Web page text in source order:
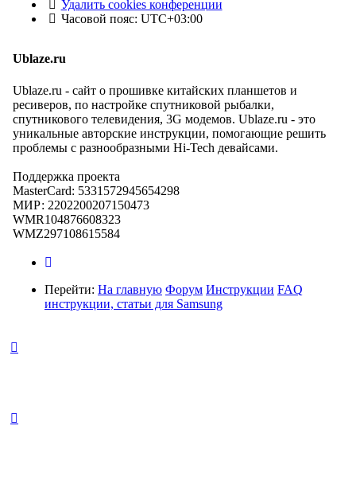
Удалить cookies конференции
Часовой пояс: UTC+03:00
Ublaze.ru
Ublaze.ru - сайт о прошивке китайских планшетов и
ресиверов, по настройке спутниковой рыбалки,
спутникового телевидения, 3G модемов. Ublaze.ru - это
уникальные авторские инструкции, помогающие решить
проблемы с разнообразными Hi-Tech девайсами.
Поддержка проекта
MasterCard: 5331572945654298
МИР: 2202200207150473
WMR104876608323
WMZ297108615584
Перейти: На главную Форум Инструкции FAQ
инструкции, статьи для Samsung